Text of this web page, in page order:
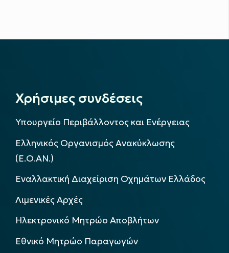
Χρήσιμες συνδέσεις
Υπουργείο Περιβάλλοντος και Ενέργειας
Ελληνικός Οργανισμός Ανακύκλωσης
(Ε.Ο.ΑΝ.)
Εναλλακτική Διαχείριση Οχημάτων Ελλάδος
Λιμενικές Αρχές
Ηλεκτρονικό Μητρώο Αποβλήτων
Εθνικό Μητρώο Παραγωγών